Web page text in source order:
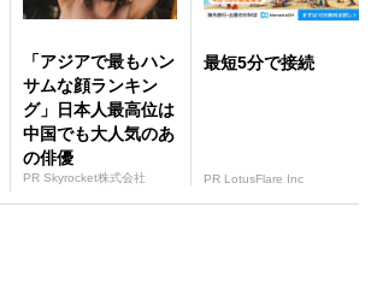
「アジアで最もハン
サムな顔ランキン
グ」日本人最高位は
中国でも大人気のあ
の俳優
PR Skyrocket株式会社
最短5分で接続
PR LotusFlare Inc